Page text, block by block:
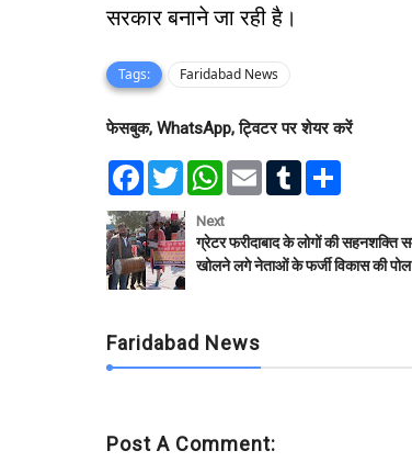
सरकार बनाने जा रही है।
Tags: Faridabad News
फेसबुक, WhatsApp, ट्विटर पर शेयर करें
F
e
b
o
o
k
T
w
t
t
e
r
W
t
s
A
p
E
l
T
l
r
e
Next
ग्रेटर फरीदाबाद के लोगों की सहनशक्ति
खोलने लगे नेताओं के फर्जी विकास की पोल
Faridabad News
Post A Comment: